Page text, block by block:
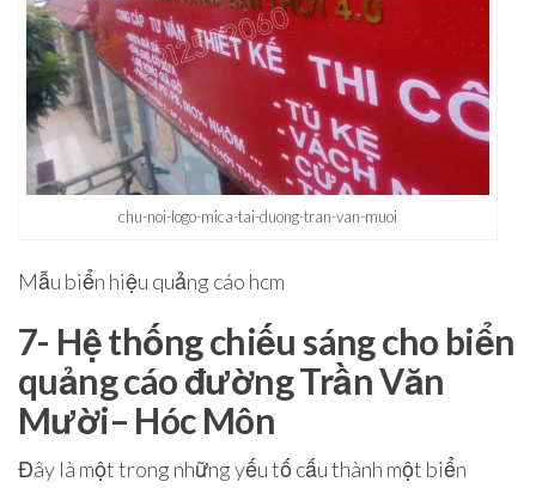
chu-noi-logo-mica-tai-duong-tran-van-muoi
Mẫu biển hiệu quảng cáo hcm
7- Hệ thống chiếu sáng cho biển
quảng cáo đường Trần Văn
Mười– Hóc Môn
Đây là một trong những yếu tố cấu thành một biển